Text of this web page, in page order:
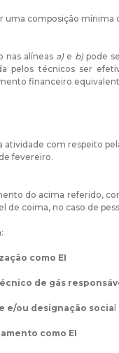
uma composição mínima
nas alíneas a) e b) pode
pelos técnicos ser
financeiro
atividade com respeito
de fevereiro.
do acima referido,
de coima, no caso de
como EI
de gás
e/ou designação socia
como EI